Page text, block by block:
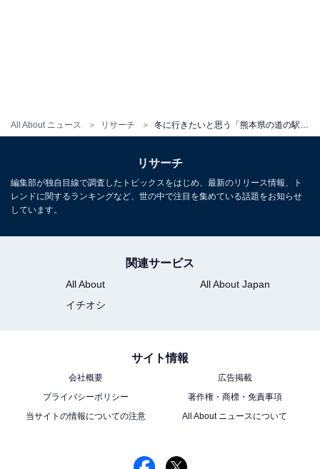
All About ニュース リサーチ
リサーチ
編集部が独自目線で調査したトピックスをはじめ、最新のリリース情報、ト
レンドに関するランキングなど、世の中で注目を集めている話題をお知らせ
しています。
関連サービス
All About
All About Japan
イチオシ
サイト情報
会社概要
広告掲載
プライバシーポリシー
著作権・商標・免責事項
当サイトの情報についての注意
All About ニュースについて